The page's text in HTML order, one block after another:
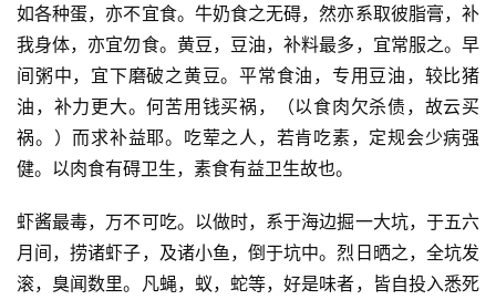
僧
音
高
僧
访
谈
心
乐
菩
如各种蛋，亦不宜食。牛奶食之无碍，然亦系取彼脂膏，补
我身体，亦宜勿食。黄豆，豆油，补料最多，宜常服之。早
间粥中，宜下磨破之黄豆。平常食油，专用豆油，较比猪
油，补力更大。何苦用钱买祸，（以食肉欠杀债，故云买
祸。）而求补益耶。吃荤之人，若肯吃素，定规会少病强
健。以肉食有碍卫生，素食有益卫生故也。
虾酱最毒，万不可吃。以做时，系于海边掘一大坑，于五六
月间，捞诸虾子，及诸小鱼，倒于坑中。烈日晒之，全坑发
滚，臭闻数里。凡蝇，蚁，蛇等，好是味者，皆自投入悉死